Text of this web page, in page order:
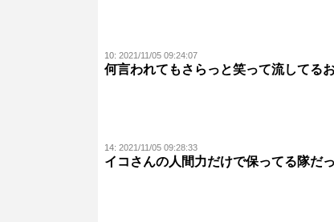
10: 2021/11/05 09:24:07
何言われてもさらっと笑って流してる
14: 2021/11/05 09:28:33
イコさんの人間力だけで保ってる隊だ